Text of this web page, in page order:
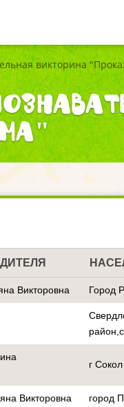
викторина
Викторовна Город
г
Викторовна город